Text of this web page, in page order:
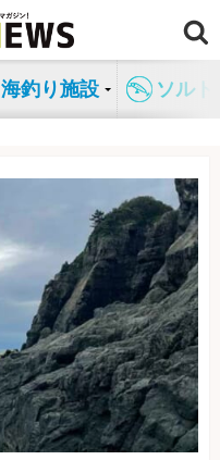
海釣り施設 ソル